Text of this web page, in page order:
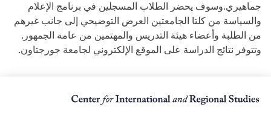
جماهيري.وسوف يحضر الطلاب المسجلين في برنامج الإعلام
والسياسة من كلتا الجامعتين العرض التوضيحي إلى جانب غيرهم
من الطلبة وأعضاء هيئة التدريس والمهتمين من عامة الجمهور.
وتتوفر نتائج الدراسة على الموقع الإلكتروني لجامعة جورجتاون.